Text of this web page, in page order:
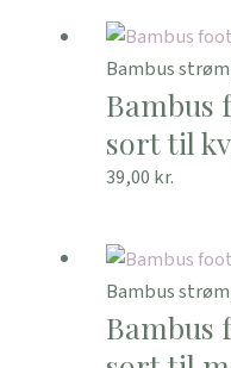
Bambus
Bambus
sort til
39,00 kr.
Bambus
Bambus